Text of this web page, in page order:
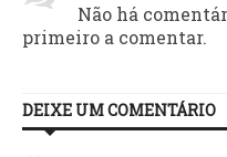
Não há
primeiro a comentar.
DEIXE UM COMENTÁRIO